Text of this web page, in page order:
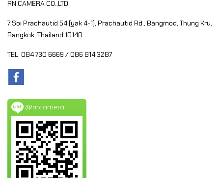
RN CAMERA CO.,LTD.
7 Soi Prachautid 54 (yak 4-1), Prachautid Rd., Bangmod, Thung Kru,
Bangkok, Thailand 10140
TEL: 084 730 6669 / 086 814 3287
@rncamera